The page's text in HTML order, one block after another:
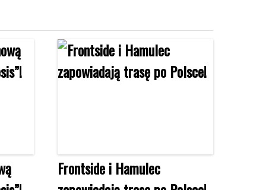
Frontside i Hamulec